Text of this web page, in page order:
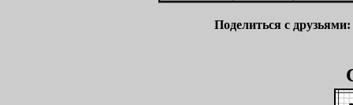
Поделиться с друзьями: